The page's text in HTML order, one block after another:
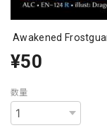
Awakened
¥50
数量